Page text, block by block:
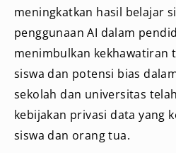
meningkatkan hasil belajar
penggunaan AI dalam
menimbulkan kekhawatiran
siswa dan potensi bias
sekolah dan universitas
kebijakan privasi data yang
siswa dan orang tua.